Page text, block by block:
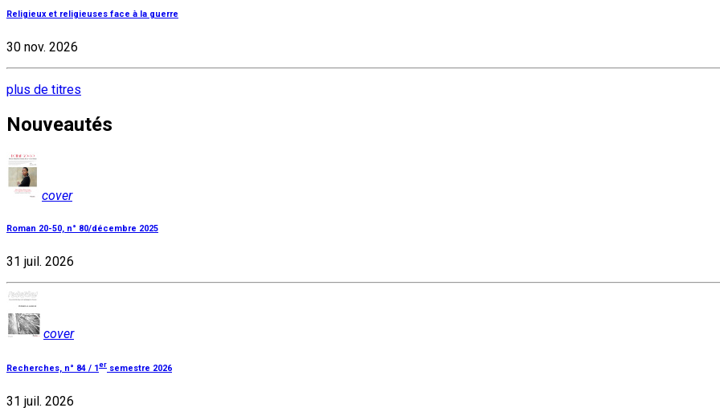
Religieux et religieuses face à la guerre
30 nov. 2026
plus de titres
Nouveautés
cover
Roman 20-50, n° 80/décembre 2025
31 juil. 2026
cover
Recherches, n° 84 / 1 er semestre 2026
31 juil. 2026